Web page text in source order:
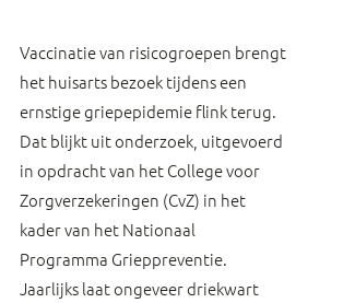
Vaccinatie van risicogroepen brengt
het huisarts bezoek tijdens een
ernstige griepepidemie flink terug.
Dat blijkt uit onderzoek, uitgevoerd
in opdracht van het College voor
Zorgverzekeringen (CvZ) in het
kader van het Nationaal
Programma Grieppreventie.
Jaarlijks laat ongeveer driekwart